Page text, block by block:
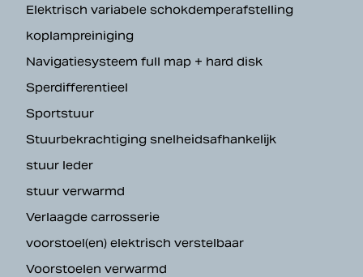
Elektrisch variabele schokdemperafstelling
koplampreiniging
Navigatiesysteem full map + hard disk
Sperdifferentieel
Sportstuur
Stuurbekrachtiging snelheidsafhankelijk
stuur leder
stuur verwarmd
Verlaagde carrosserie
voorstoel(en) elektrisch verstelbaar
Voorstoelen verwarmd